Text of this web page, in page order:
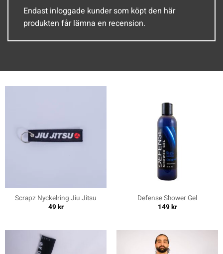
Endast inloggade kunder som köpt den här
produkten får lämna en recension.
Scrapz Nyckelring Jiu Jitsu
49kr
Defense Shower Gel
149kr